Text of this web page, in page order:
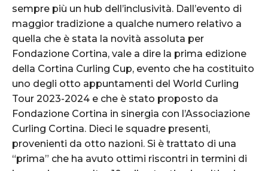
sempre più un hub dell’inclusività. Dall’evento di
maggior tradizione a qualche numero relativo a
quella che è stata la novità assoluta per
Fondazione Cortina, vale a dire la prima edizione
della Cortina Curling Cup, evento che ha costituito
uno degli otto appuntamenti del World Curling
Tour 2023-2024 e che è stato proposto da
Fondazione Cortina in sinergia con l’Associazione
Curling Cortina. Dieci le squadre presenti,
provenienti da otto nazioni. Si è trattato di una
“prima” che ha avuto ottimi riscontri in termini di